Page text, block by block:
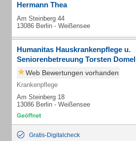
Hermann Thea
Am Steinberg 44
13086 Berlin - Weißensee
Humanitas Hauskrankenpflege u.
Seniorenbetreuung Torsten Domel
Web Bewertungen vorhanden
Krankenpflege
Am Steinberg 18
13086 Berlin - Weißensee
Gratis-Digitalcheck